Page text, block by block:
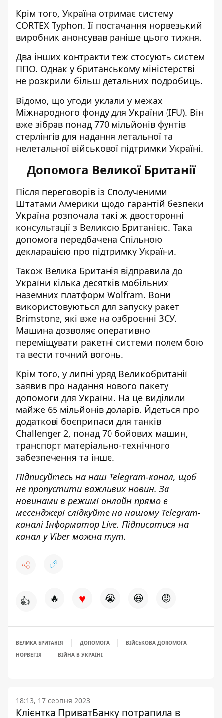
Крім того, Україна отримає систему
CORTEX Typhon. Її постачання норвезький
виробник анонсував раніше цього тижня.
Два інших контракти теж стосують систем
ППО. Однак у британському міністерстві
не розкрили більш детальних подробиць.
Відомо, що угоди уклали у межах
Міжнародного фонду для України (IFU). Він
вже зібрав понад 770 мільйонів фунтів
стерлінгів для надання летальної та
нелетальної військової підтримки Україні.
Допомога Великої Британії
Після переговорів із Сполученими
Штатами Америки щодо гарантій безпеки
Україна розпочала такі ж двосторонні
консультації з Великою Британією. Така
допомога передбачена Спільною
декларацією про підтримку України.
Також Велика Британія відправила до
України кілька десятків мобільних
наземних платформ Wolfram. Вони
використовуються для запуску ракет
Brimstone, які вже на озброєнні ЗСУ.
Машина дозволяє оперативно
переміщувати ракетні системи полем бою
та вести точний вогонь.
Крім того, у липні уряд Великобританії
заявив про надання нового пакету
допомоги для України. На це виділили
майже 65 мільйонів доларів. Йдеться про
додаткові боєприпаси для танків
Challenger 2, понад 70 бойових машин,
транспорт матеріально-технічного
забезпечення та інше.
Підписуйтесь на наш Telegram-канал, щоб
не пропустити важливих новин. За
новинами в режимі онлайн прямо в
месенджері слідкуйте на нашому Telegram-
каналіІнформатор Live. Підписатися на
канал у Viber можна тут.
👍 🔥 ♥ 😭 😆 😡
ВЕЛИКА БРИТАНІЯ ДОПОМОГА
ВІЙСЬКОВА ДОПОМОГА
НОРВЕГІЯ
ВІЙНА В УКРАЇНІ
18:13, 17 серпня 2023
Клієнтка ПриватБанку потрапила в